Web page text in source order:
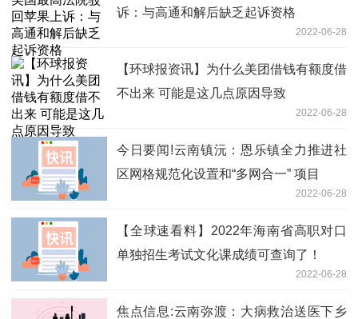
诉：与高通和解后缺乏起诉资格
2022-06-28
【环球报资讯】为什么美团借钱有额度借
不出来 可能是这几点原因导致
2022-06-28
今日要闻!云南镇沅：恩乐镇全力推进社
区网格规范化设置和“多网合一” 项目
2022-06-28
【全球速看料】2022年海南省高职对口
单独招生考试文化课成绩可查询了！
2022-06-28
焦点信息:云南弥渡：大病救治送医下乡